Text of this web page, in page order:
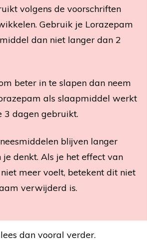
volgens de voorschriften
Gebruik je Lorazepam
dan niet langer dan 2
beter in te slapen dan neem
als slaapmiddel werkt
3 dagen gebruikt.
blijven langer
denkt. Als je het effect van
meer voelt, betekent dit niet
verwijderd is.
dan vooral verder.